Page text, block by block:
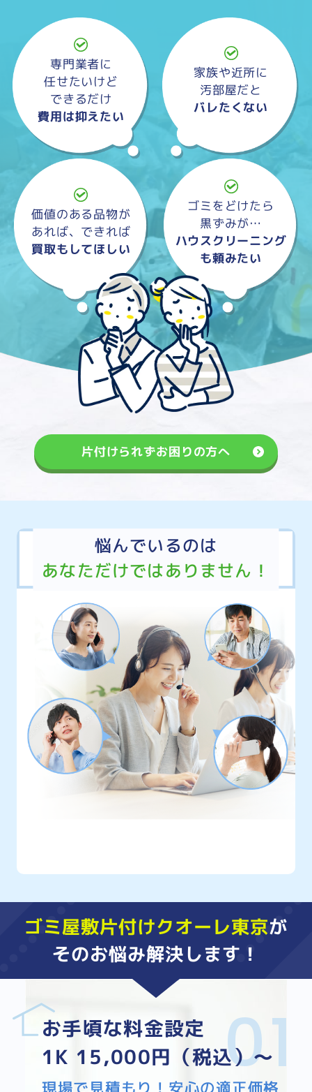
専門業者に
任せたいけど
できるだけ
費用は抑えたい
家族や近所に
汚部屋だと
バレたくない
価値のある品物が
あれば、できれば
買取もしてほしい
ゴミをどけたら
黒ずみが…
ハウスクリーニング
も頼みたい
片付けられずお困りの方へ
悩んでいるのは
あなただけではありません！
ゴミ屋敷片付けクオーレ東京が
そのお悩み解決します！
お手頃な料金設定
1K 15,000円（税込）～